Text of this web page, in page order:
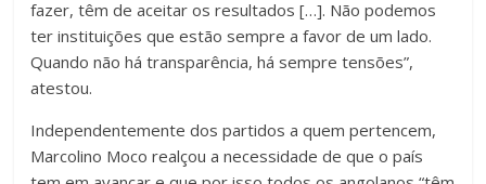
fazer, têm de aceitar os resultados […]. Não podemos
ter instituições que estão sempre a favor de um lado.
Quando não há transparência, há sempre tensões”,
atestou.
Independentemente dos partidos a quem pertencem,
Marcolino Moco realçou a necessidade de que o país